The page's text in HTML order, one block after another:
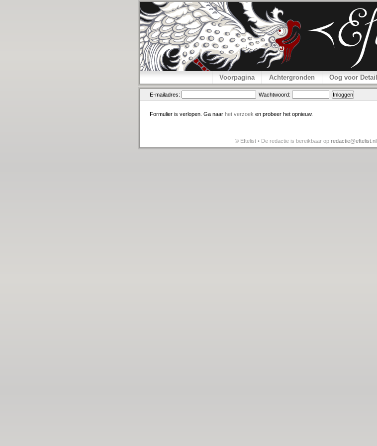
Voorpagina Achtergronden Oog voor Detail
E-mailadres: Wachtwoord:
Formulier is verlopen. Ga naar het verzoek en probeer het opnieuw.
© Eftelist • De redactie is bereikbaar op redactie@eftelist.nl